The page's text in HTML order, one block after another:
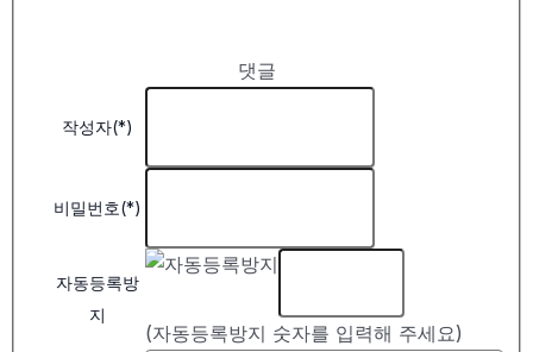
댓글
작성자(*)
비밀번호(*)
자동등록방
지
(자동등록방지 숫자를 입력해 주세요)